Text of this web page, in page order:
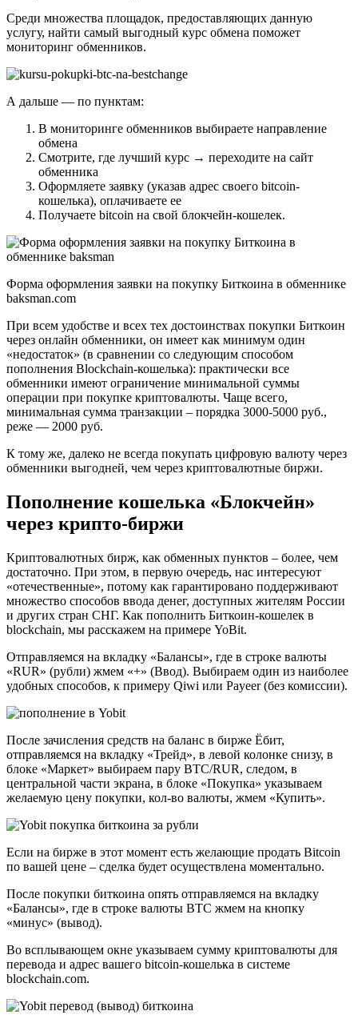
Среди множества площадок, предоставляющих данную
услугу, найти самый выгодный курс обмена поможет
мониторинг обменников.
А дальше — по пунктам:
В мониторинге обменников выбираете направление
обмена
Смотрите, где лучший курс → переходите на сайт
обменника
Оформляете заявку (указав адрес своего bitcoin-
кошелька), оплачиваете ее
Получаете bitcoin на свой блокчейн-кошелек.
Форма оформления заявки на покупку Биткоина в обменнике
baksman.com
При всем удобстве и всех тех достоинствах покупки Биткоин
через онлайн обменники, он имеет как минимум один
«недостаток» (в сравнении со следующим способом
пополнения Blockchain-кошелька): практически все
обменники имеют ограничение минимальной суммы
операции при покупке криптовалюты. Чаще всего,
минимальная сумма транзакции – порядка 3000-5000 руб.,
реже — 2000 руб.
К тому же, далеко не всегда покупать цифровую валюту через
обменники выгодней, чем через криптовалютные биржи.
Пополнение кошелька «Блокчейн»
через крипто-биржи
Криптовалютных бирж, как обменных пунктов – более, чем
достаточно. При этом, в первую очередь, нас интересуют
«отечественные», потому как гарантировано поддерживают
множество способов ввода денег, доступных жителям России
и других стран СНГ. Как пополнить Биткоин-кошелек в
blockchain, мы расскажем на примере YoBit.
Отправляемся на вкладку «Балансы», где в строке валюты
«RUR» (рубли) жмем «+» (Ввод). Выбираем один из наиболее
удобных способов, к примеру Qiwi или Payeer (без комиссии).
После зачисления средств на баланс в бирже Ёбит,
отправляемся на вкладку «Трейд», в левой колонке снизу, в
блоке «Маркет» выбираем пару BTC/RUR, следом, в
центральной части экрана, в блоке «Покупка» указываем
желаемую цену покупки, кол-во валюты, жмем «Купить».
Если на бирже в этот момент есть желающие продать Bitcoin
по вашей цене – сделка будет осуществлена моментально.
После покупки биткоина опять отправляемся на вкладку
«Балансы», где в строке валюты BTC жмем на кнопку
«минус» (вывод).
Во всплывающем окне указываем сумму криптовалюты для
перевода и адрес вашего bitcoin-кошелька в системе
blockchain.com.